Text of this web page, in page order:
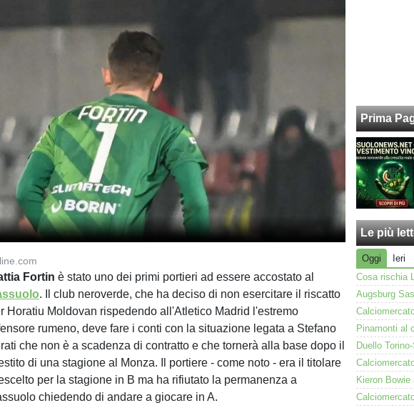
Fortin è stato uno dei primi portieri ad essere accostato al
. Il club neroverde, che ha deciso di non esercitare il riscatto
Horatiu Moldovan rispedendo all'Atletico Madrid l'estremo
rumeno, deve fare i conti con la situazione legata a Stefano
che non è a scadenza di contratto e che tornerà alla base dopo il
di una stagione al Monza. Il portiere - come noto - era il titolare
per la stagione in B ma ha rifiutato la permanenza a
chiedendo di andare a giocare in A.
Prima
Le più
Oggi
Ieri